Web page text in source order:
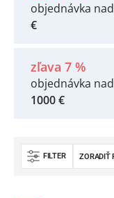
objednávka nad
€
zľava 7 %
objednávka nad
1000 €
FILTER